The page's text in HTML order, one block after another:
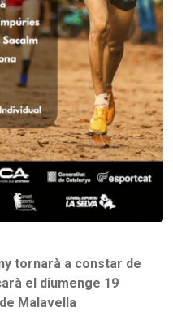
tornarà a constar de
el diumenge 19
Malavella